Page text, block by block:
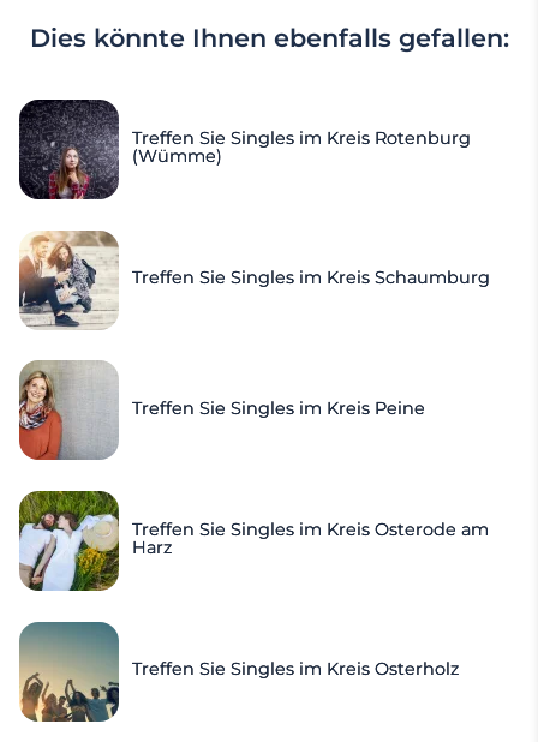
Dies könnte Ihnen ebenfalls gefallen:
Treffen Sie Singles im Kreis Rotenburg
(Wümme)
Treffen Sie Singles im Kreis Schaumburg
Treffen Sie Singles im Kreis Peine
Treffen Sie Singles im Kreis Osterode am
Harz
Treffen Sie Singles im Kreis Osterholz